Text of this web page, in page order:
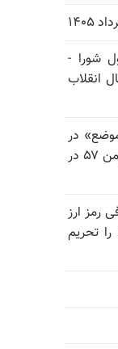
شورا -
انقلاب
در
سالگرد قتل‌عام ۳۰ هزار لاله‌های بهمن ۵۷ در
رمز ارز
تحریم